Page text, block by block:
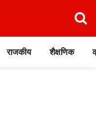
राजकीय शैक्षणिक